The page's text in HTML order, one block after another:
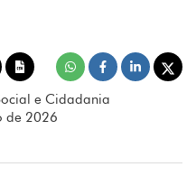
e Cidadania
de 2026